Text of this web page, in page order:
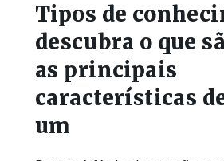
Tipos de
descubra o que
as principais
características
um